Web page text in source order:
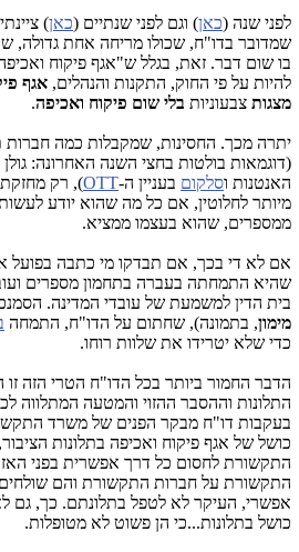
לפני שנה (כאן) וגם לפני שנתיים (כאן)
שמדובר בדו"ח, שכולו מריחה אחת גדולה,
בו שום דבר. זאת, בגלל ש"אגף פיקוח
להיות על פי החוק, התקנות והנהלים, אגף
מצגות צבעוניות בלי שום פיקוח ואכיפה.
יתרה מכך. החסינות, שמקבלות כמה חברות
(דוגמאות בולטות בחצי השנה האחרונה:
האנטנות וסלקום בעניין ה-OTT), רק
מיותר לחלוטין, אם כל מה שהוא יודע
ממספרים, שהוא בעצמו ממציא.
אם לא די בכך, אם תבדקו מי כתבה בפועל
שהיא התמחתה בעברה בתחמון מספרים
בית הדין למשמעת של עובדי המדינה.
מימון, בתמונה), שחתום על הדו"ח, התמחה
כדי שלא יטרידו את שלוות רוחו.
הדבר החמור ביותר בכל הדו"ח הטרי הזה זו
התלונות וההסבר ההזוי והמטעה המתלווה
בעקבות דו"ח מבקר הפנים של משרד
כושל של אגף פיקוח ואכיפה בתלונות
התקשורת לחסום כל דרך אפשרית בפני
התקשורת על חברות התקשורת והם שולחים
אפשרי, העיקר לא לטפל בתלונתם. כך, גם
כושל בתלונות...כי הן פשוט לא מטופלות.